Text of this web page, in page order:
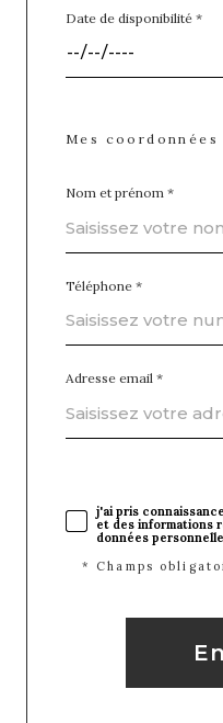
Date de disponibilité *
Mes coordonnées
Nom et prénom *
Téléphone *
Adresse email *
j'ai pris
et des informations
données
* Champs